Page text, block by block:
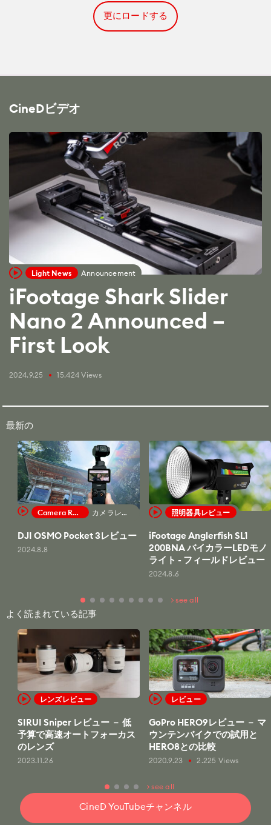
更にロードする
CineDビデオ
Light News Announcement
iFootage Shark Slider
Nano 2 Announced –
First Look
2024.9.25 fiber_manual_record 15.424 Views
最新の
Camera Review カメラレビュー
DJI OSMO Pocket 3レビュー
2024.8.8
照明器具レビュー
iFootage Anglerfish SL1
200BNA バイカラーLEDモノ
ライト - フィールドレビュー
2024.8.6
see all
よく読まれている記事
レンズレビュー
SIRUI Sniper レビュー － 低
予算で高速オートフォーカス
のレンズ
2023.11.26
レビュー
GoPro HERO9レビュー － マ
ウンテンバイクでの試用と
HERO8との比較
2020.9.23 fiber_manual_record 2.225 Views
see all
CineD YouTubeチャンネル